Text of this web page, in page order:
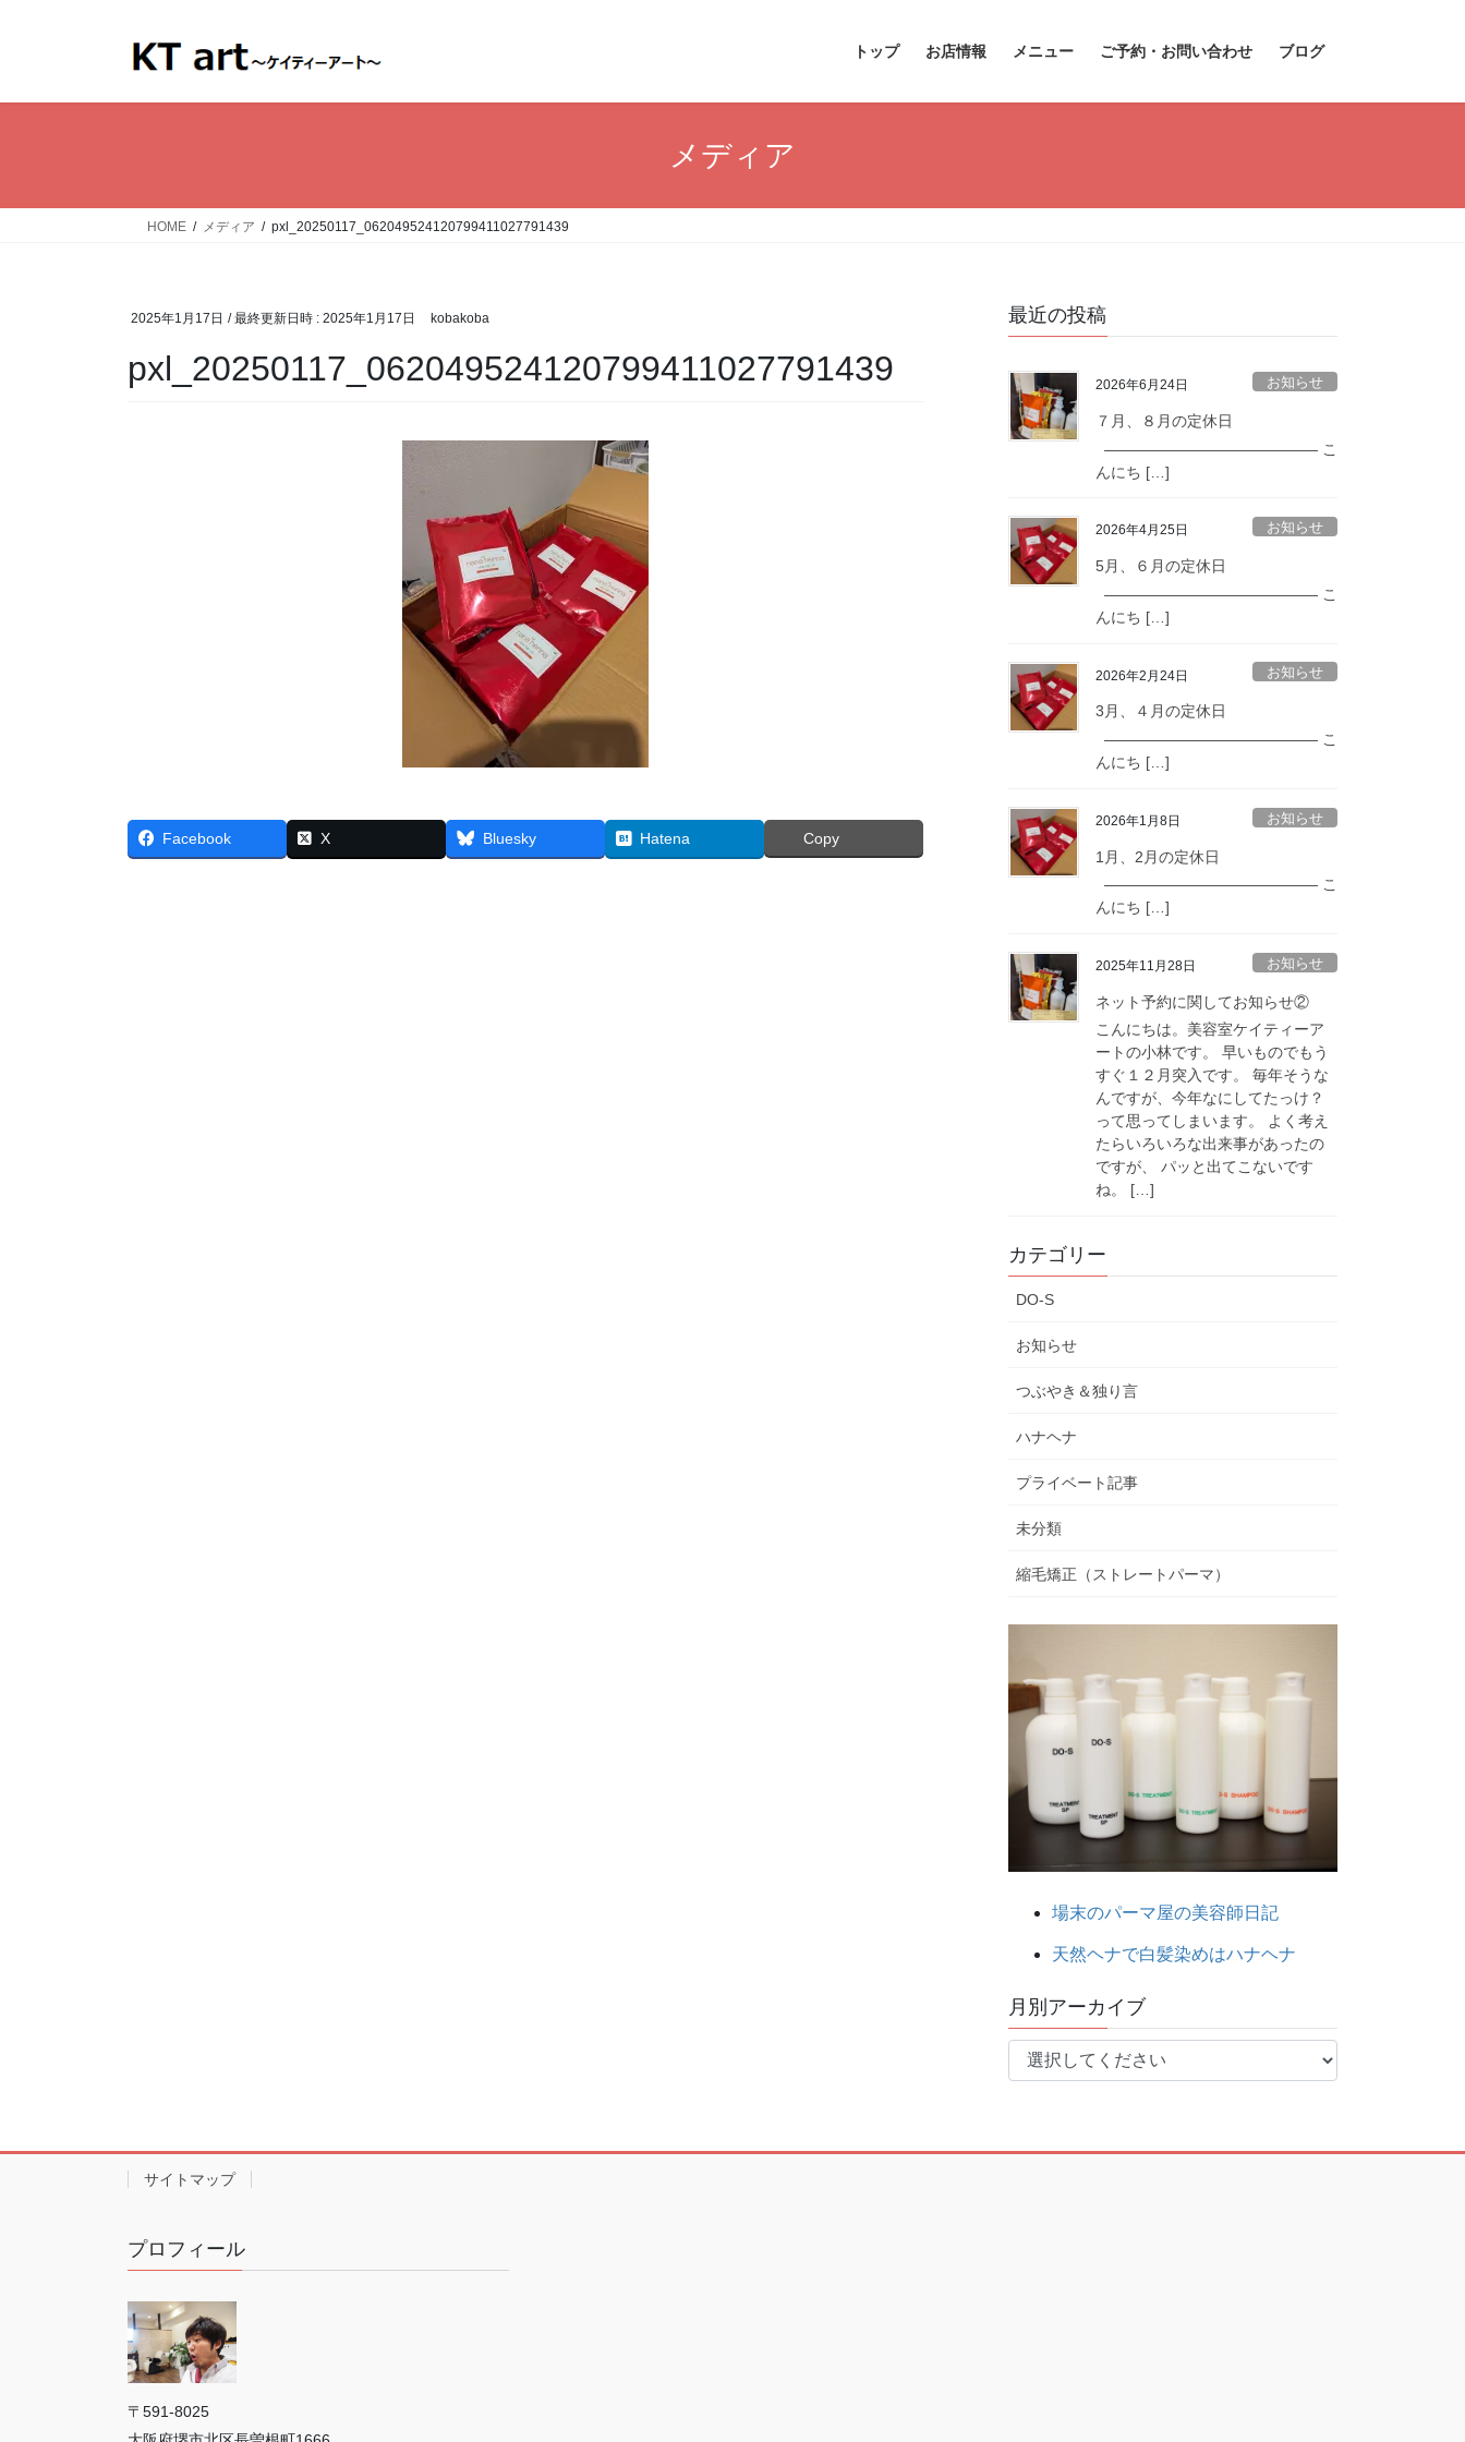
トップ お店情報 メニュー ご予約・お問い合わせ ブログ
メディア
HOME メディア pxl_20250117_062049524120799411027791439
2025年1月17日 / 最終更新日時 : 2025年1月17日 kobakoba
pxl_20250117_062049524120799411027791439
Facebook X Bluesky Hatena Copy
最近の投稿
2026年6月24日 お知らせ
７月、８月の定休日
—————————————— こ
んにち […]
2026年4月25日 お知らせ
5月、６月の定休日
—————————————— こ
んにち […]
2026年2月24日 お知らせ
3月、４月の定休日
—————————————— こ
んにち […]
2026年1月8日 お知らせ
1月、2月の定休日
—————————————— こ
んにち […]
2025年11月28日 お知らせ
ネット予約に関してお知らせ②
こんにちは。美容室ケイティーア
ートの小林です。 早いものでもう
すぐ１２月突入です。 毎年そうな
んですが、今年なにしてたっけ？
って思ってしまいます。 よく考え
たらいろいろな出来事があったの
ですが、 パッと出てこないです
ね。 […]
カテゴリー
DO-S
お知らせ
つぶやき＆独り言
ハナヘナ
プライベート記事
未分類
縮毛矯正（ストレートパーマ）
場末のパーマ屋の美容師日記
天然ヘナで白髪染めはハナヘナ
月別アーカイブ
サイトマップ
プロフィール
〒591-8025